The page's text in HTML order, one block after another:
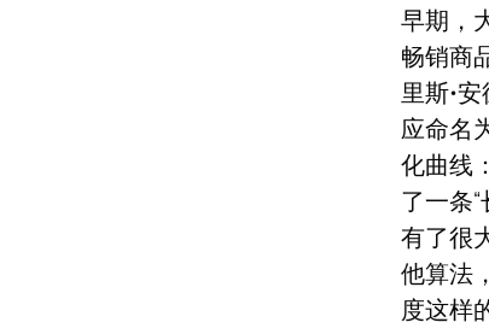
早期，
畅销商
里斯•
应命名
化曲线
了一条
有了很
他算法
度这样